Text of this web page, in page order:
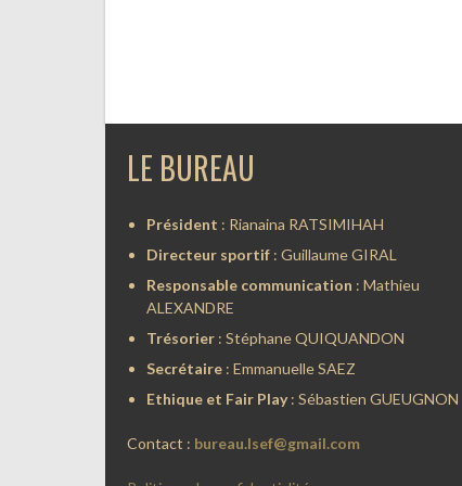
LE BUREAU
Président : Rianaina RATSIMIHAH
Directeur sportif: Guillaume GIRAL
Responsable communication : Mathieu
ALEXANDRE
Trésorier : Stéphane QUIQUANDON
Secrétaire: Emmanuelle SAEZ
Ethique et Fair Play: Sébastien GUEUGNON
Contact : bureau.lsef@gmail.com